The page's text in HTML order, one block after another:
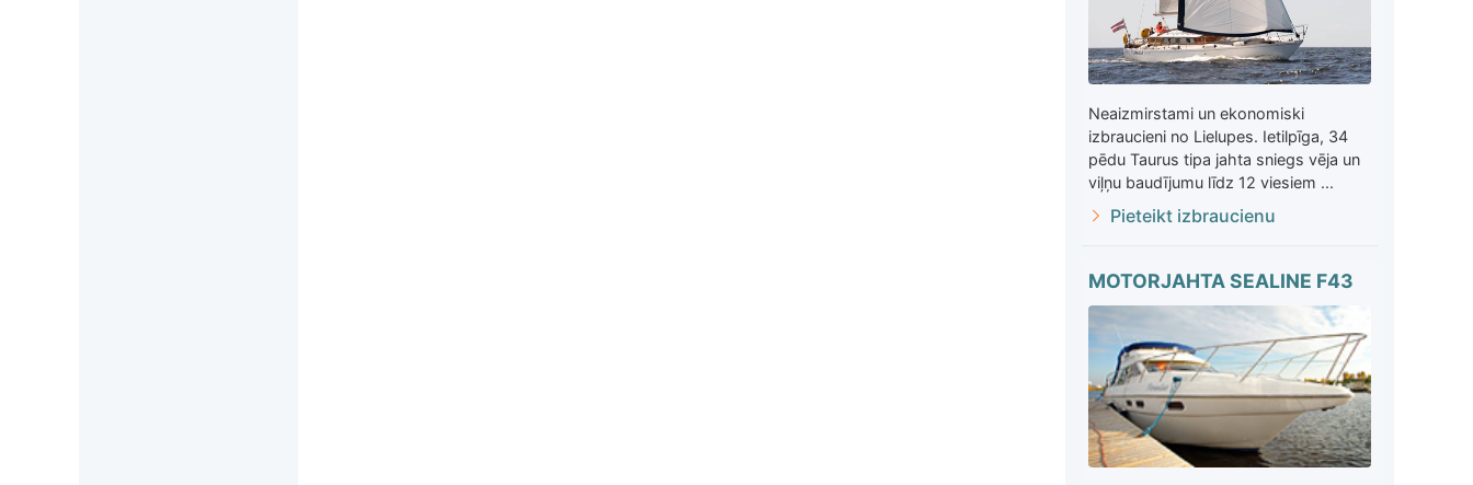
Neaizmirstami un ekonomiski
izbraucieni no Lielupes. Ietilpīga, 34
pēdu Taurus tipa jahta sniegs vēja un
viļņu baudījumu līdz 12 viesiem ...
Pieteikt izbraucienu
MOTORJAHTA SEALINE F43